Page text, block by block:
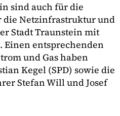
sind auch für die
die Netzinfrastruktur und
Stadt Traunstein mit
Einen entsprechenden
und Gas haben
Kegel (SPD) sowie die
Stefan Will und Josef